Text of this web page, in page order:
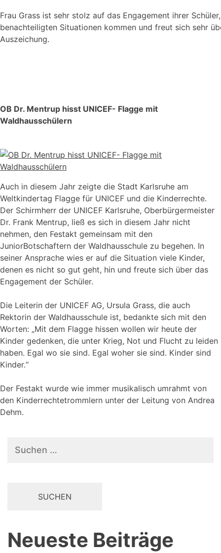
Frau Grass ist sehr stolz auf das Engagement ihrer
benachteiligten Situationen kommen und freut sich sehr
Auszeichung.
OB Dr. Mentrup hisst UNICEF- Flagge mit
Waldhausschülern
Auch in diesem Jahr zeigte die Stadt Karlsruhe am
Weltkindertag Flagge für UNICEF und die Kinderrechte.
Der Schirmherr der UNICEF Karlsruhe, Oberbürgermeister
Dr. Frank Mentrup, ließ es sich in diesem Jahr nicht
nehmen, den Festakt gemeinsam mit den
JuniorBotschaftern der Waldhausschule zu begehen. In
seiner Ansprache wies er auf die Situation viele Kinder,
denen es nicht so gut geht, hin und freute sich über das
Engagement der Schüler.
Die Leiterin der UNICEF AG, Ursula Grass, die auch
Rektorin der Waldhausschule ist, bedankte sich mit den
Worten: „Mit dem Flagge hissen wollen wir heute der
Kinder gedenken, die unter Krieg, Not und Flucht zu leiden
haben. Egal wo sie sind. Egal woher sie sind. Kinder sind
Kinder.“
Der Festakt wurde wie immer musikalisch umrahmt von
den Kinderrechtetrommlern unter der Leitung von Andrea
Dehm.
nach:
Neueste Beiträge